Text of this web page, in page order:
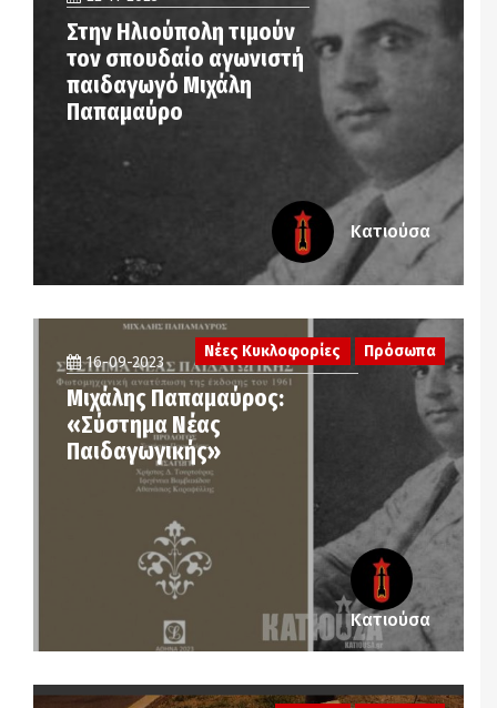
Στην Ηλιούπολη τιμούν
τον σπουδαίο αγωνιστή
παιδαγωγό Μιχάλη
Παπαμαύρο
Κατιούσα
Νέες Κυκλοφορίες Πρόσωπα
16-09-2023
Μιχάλης Παπαμαύρος:
«Σύστημα Νέας
Παιδαγωγικής»
Κατιούσα